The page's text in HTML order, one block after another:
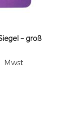
– groß
Mwst.